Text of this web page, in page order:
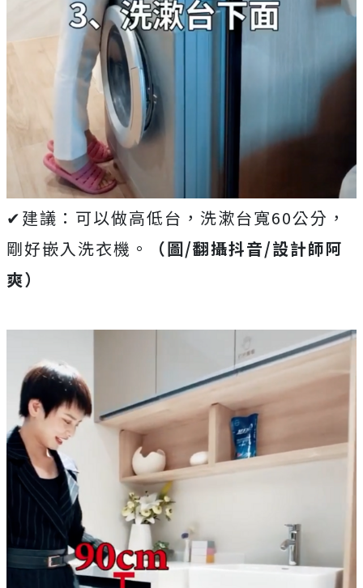
✔建議：可以做高低台，洗漱台寬60公分，
剛好嵌入洗衣機。
（圖/翻攝抖音/設計師阿
爽）